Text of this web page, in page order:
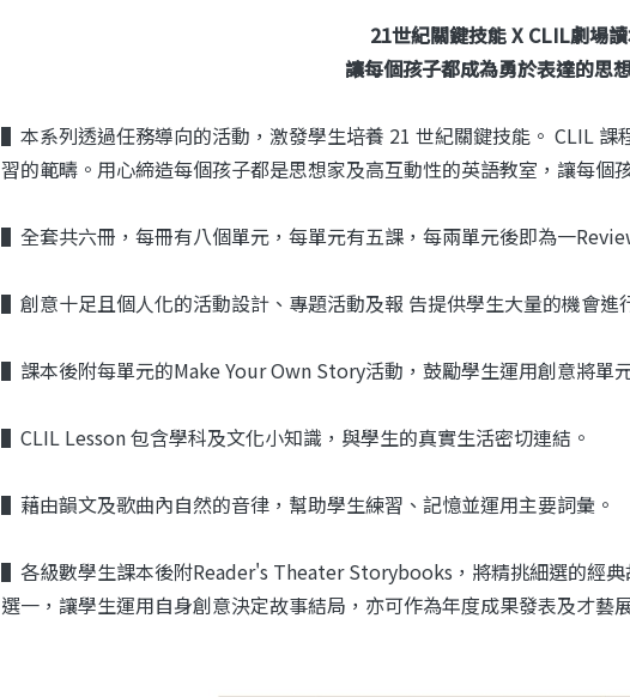
21世紀關鍵技能 X CLIL劇場
讓每個孩子都成為勇於表達的思
▌本系列透過任務導向的活動，激發學生培養 21 世紀關鍵技能。 CLIL 課
習的範疇。用心締造每個孩子都是思想家及高互動性的英語教室，讓每個
▌全套共六冊，每冊有八個單元，每單元有五課，每兩單元後即為一
▌創意十足且個人化的活動設計、專題活動及報 告提供學生大量的機會進
▌課本後附每單元的Make Your Own Story活動，鼓勵學生運用創意將單
▌CLIL Lesson 包含學科及文化小知識，與學生的真實生活密切連結。
▌藉由韻文及歌曲內自然的音律，幫助學生練習、記憶並運用主要詞彙。
▌各級數學生課本後附Reader's Theater Storybooks，將精挑細選的經
選一，讓學生運用自身創意決定故事結局，亦可作為年度成果發表及才藝